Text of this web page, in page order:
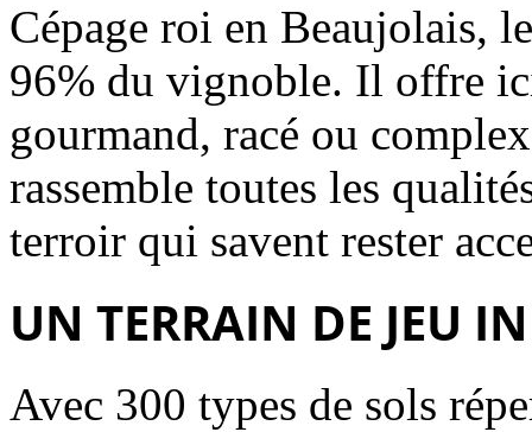
Cépage roi en Beaujolais,
96% du vignoble. Il offre
gourmand, racé ou
rassemble toutes les
terroir qui savent rester
UN TERRAIN DE JEU
Avec 300 types de sols